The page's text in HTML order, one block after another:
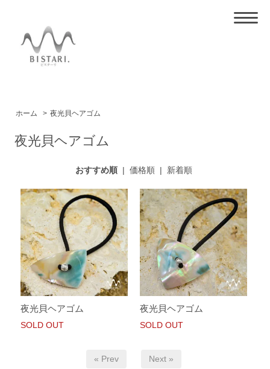
ホーム > 夜光貝ヘアゴム
夜光貝ヘアゴム
おすすめ順| 価格順| 新着順
夜光貝ヘアゴム
SOLD OUT
夜光貝ヘアゴム
SOLD OUT
« Prev Next »